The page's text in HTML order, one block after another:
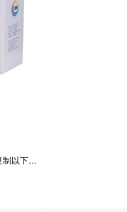
现每个手机号码限制采购5个，8.88元一个，5个起包邮，有需求客户复制以下微信：15813852658 添加-自营